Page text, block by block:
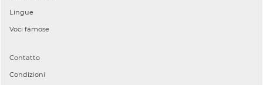
Lingue
Voci famose
Contatto
Condizioni